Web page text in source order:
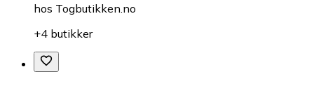
hos Togbutikken.no
+4 butikker